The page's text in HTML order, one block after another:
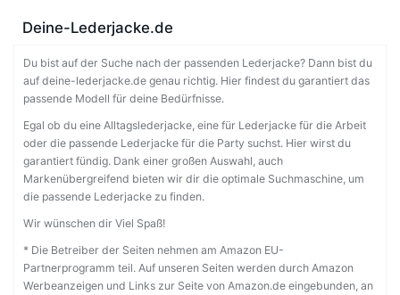
Deine-Lederjacke.de
Du bist auf der Suche nach der passenden Lederjacke? Dann bist du
auf deine-lederjacke.de genau richtig. Hier findest du garantiert das
passende Modell für deine Bedürfnisse.
Egal ob du eine Alltagslederjacke, eine für Lederjacke für die Arbeit
oder die passende Lederjacke für die Party suchst. Hier wirst du
garantiert fündig. Dank einer großen Auswahl, auch
Markenübergreifend bieten wir dir die optimale Suchmaschine, um
die passende Lederjacke zu finden.
Wir wünschen dir Viel Spaß!
* Die Betreiber der Seiten nehmen am Amazon EU-
Partnerprogramm teil. Auf unseren Seiten werden durch Amazon
Werbeanzeigen und Links zur Seite von Amazon.de eingebunden, an